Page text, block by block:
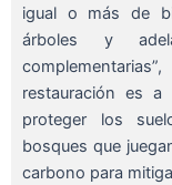
igual o más de
árboles y
restauración es a
proteger los
bosques que
carbono para